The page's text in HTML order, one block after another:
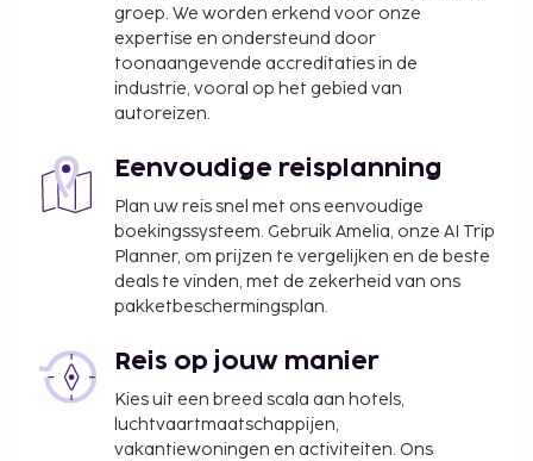
Parkeerkosten: IDR 120000 per dag
Deze lijst is mogelijk niet volledig. Toeslagen en
borgsommen zijn mogelijk excl. btw en kunnen
groep. We worden erkend voor onze
expertise en ondersteund door
toonaangevende accreditaties in de
industrie, vooral op het gebied van
autoreizen.
Eenvoudige reisplanning
Plan uw reis snel met ons eenvoudige
boekingssysteem. Gebruik Amelia, onze AI Trip
Planner, om prijzen te vergelijken en de beste
deals te vinden, met de zekerheid van ons
pakketbeschermingsplan.
Reis op jouw manier
Kies uit een breed scala aan hotels,
luchtvaartmaatschappijen,
vakantiewoningen en activiteiten. Ons